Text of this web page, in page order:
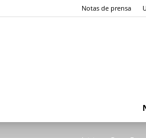
Notas de prensa